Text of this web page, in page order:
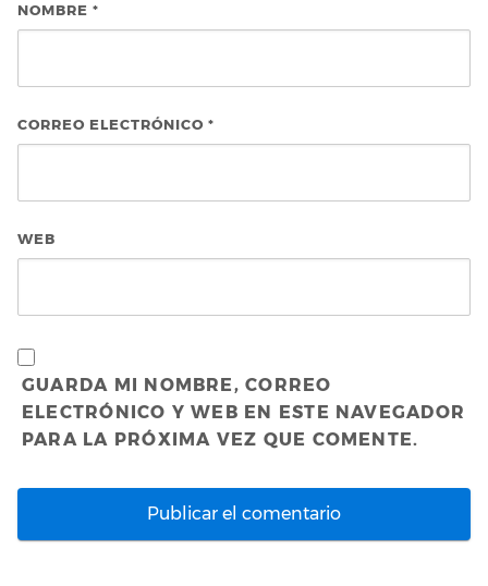
NOMBRE *
CORREO ELECTRÓNICO *
WEB
GUARDA MI NOMBRE, CORREO
ELECTRÓNICO Y WEB EN ESTE NAVEGADOR
PARA LA PRÓXIMA VEZ QUE COMENTE.